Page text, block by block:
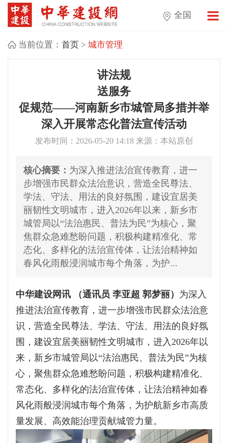
全国
当前位置： 首页> 城市管理
讲法规
送服务
促规范——河南新乡市城管局多措并举
深入开展常态化普法宣传活动
发布时间：2026-05-20 14:18 来源：本站原创
核心摘要： 为深入推进法治宣传教育，进一
步增强市民群众法治意识，营造全民尊法、
学法、守法、用法的良好氛围，建设宜居美
丽韧性文明城市，进入2026年以来，新乡市
城管局以“法治惠民、普法为民”为核心，聚
焦群众急难愁盼问题，积极构建精准化、常
态化、多样化的法治宣传体，让法治精神如
春风化雨般浸润城市每个角落，为护...
中华建设网讯 （通讯员 李亚超 郭梦丽） 为深入
推进法治宣传教育，进一步增强市民群众法治意
识，营造全民尊法、学法、守法、用法的良好氛
围，建设宜居美丽韧性文明城市，进入2026年以
来，新乡市城管局以“法治惠民、普法为民”为核
心，聚焦群众急难愁盼问题，积极构建精准化、
常态化、多样化的法治宣传体，让法治精神如春
风化雨般浸润城市每个角落，为护航新乡市高质
量发展、高效能治理贡献城管力量。